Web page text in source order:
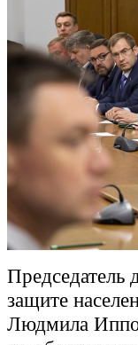
Председатель
защите
Людмила